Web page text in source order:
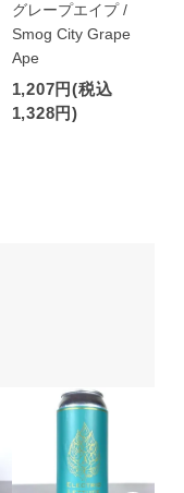
グレープエイプ /
Smog City Grape
Ape
1,207円(税込
1,328円)